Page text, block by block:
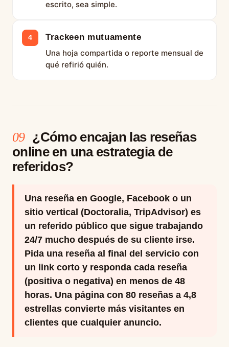
escrito, sea simple.
4 Trackeen mutuamente
Una hoja compartida o reporte mensual de
qué refirió quién.
09 ¿Cómo encajan las reseñas
online en una estrategia de
referidos?
Una reseña en Google, Facebook o un
sitio vertical (Doctoralia, TripAdvisor) es
un referido público que sigue trabajando
24/7 mucho después de su cliente irse.
Pida una reseña al final del servicio con
un link corto y responda cada reseña
(positiva o negativa) en menos de 48
horas. Una página con 80 reseñas a 4,8
estrellas convierte más visitantes en
clientes que cualquier anuncio.